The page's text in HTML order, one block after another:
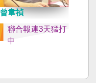
曾韋禎
聯合報連3天猛打
中